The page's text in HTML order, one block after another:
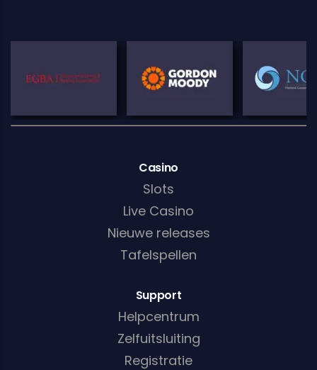
Casino
Slots
Live Casino
Nieuwe releases
Tafelspellen
Support
Helpcentrum
Zelfuitsluiting
Registratie